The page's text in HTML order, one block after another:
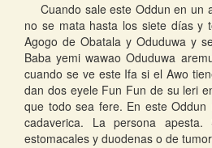
Cuando sale este Oddun en un
no se mata hasta los siete días y
Agogo de Obatala y Oduduwa y
Baba yemi wawao Oduduwa
cuando se ve este Ifa si el Awo
dan dos eyele Fun Fun de su leri
que todo sea fere. En este Oddun
cadaverica. La persona
estomacales y duodenas o de